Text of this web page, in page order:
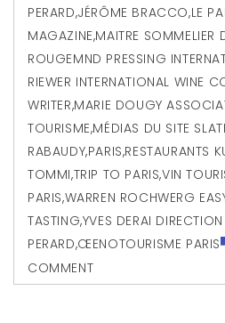
PERARD,JÉRÔME BRACCO,LE
MAGAZINE,MAITRE SOMMELIER
ROUGEMND PRESSING
RIEWER INTERNATIONAL WINE
WRITER,MARIE DOUGY
TOURISME,MÉDIAS DU SITE
RABAUDY,PARIS,RESTAURANTS
TOMMI,TRIP TO PARIS,VIN
PARIS,WARREN ROCHWERG
TASTING,YVES DERAI
PERARD,ŒENOTOURISME PARIS
COMMENT